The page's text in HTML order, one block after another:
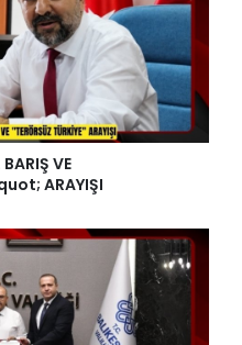
VE
ARAYIŞI